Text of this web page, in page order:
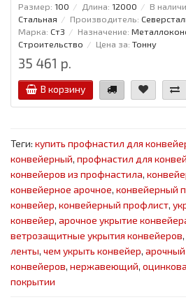
Размер: 100 Длина: 12000 В
Стальная
Производитель:
Марка: Ст3 Назначение:
Строительство
Цена за: Тонну
35 461 р.
В корзину
Теги: купить профнастил для
конвейерный, профнастил для
конвейеров из профнастила,
конвейерное арочное, конвейерный
конвейер, конвейерный профлист,
конвейер, арочное укрытие
ветрозащитные укрытия конвейеров,
ленты, чем укрыть конвейер,
конвейеров, нержавеющий,
покрытии